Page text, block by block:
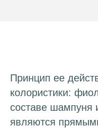
Принцип ее
колористики:
составе шампуня
являются